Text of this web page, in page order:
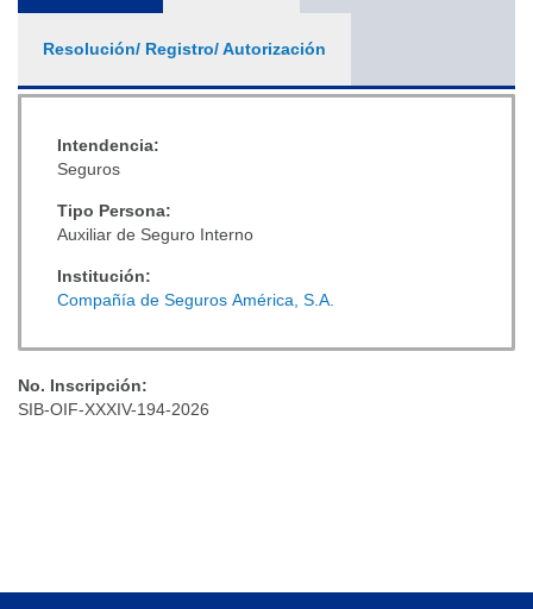
Resolución/ Registro/ Autorización
Intendencia:
Seguros
Tipo Persona:
Auxiliar de Seguro Interno
Institución:
Compañía de Seguros América, S.A.
No. Inscripción:
SIB-OIF-XXXIV-194-2026